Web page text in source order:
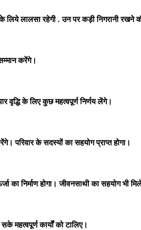
लालसा रहेगी . उन पर कड़ी निगरानी रखने
करेंगे।
वृद्धि के लिए कुछ महत्वपूर्ण निर्णय लेंगे।
परिवार के सदस्यों का सहयोग प्राप्त होगा।
निर्माण होगा। जीवनसाथी का सहयोग भी
महत्वपूर्ण कार्यों को टालिए।